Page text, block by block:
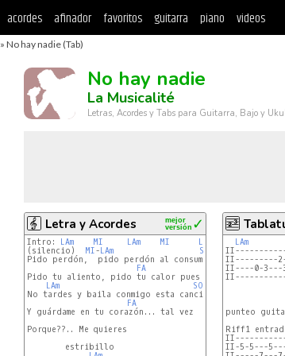
acordes afinador favoritos guitarra piano videos
» No hay nadie (Tab)
No hay nadie
La Musicalité
Letras, Acordes y Tabs para Guitarra, Bajo y
Letra y Acordes ✓
mejor
versión
Intro: LAm MI LAm MI
LAm
(silencio) MI-LAm
SOL
Pido perdón,  pido perdón al consumirte
FA
Pido tu aliento, pido tu calor pues quiero quemarme
LAm
SOL
No tardes y baila conmigo esta canción
FA
Y guárdame en tu corazón... tal vez  quieras gritar
Porque??.. Me quieres
        estribillo
LAm
II---------
II----0-
punteo
Riff1
II-5-5---